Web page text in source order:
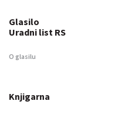
Glasilo
Uradni list RS
O glasilu
Knjigarna